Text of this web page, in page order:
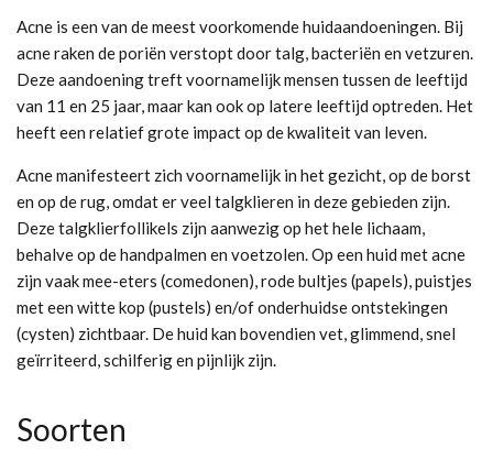
Acne is een van de meest voorkomende huidaandoeningen. Bij
acne raken de poriën verstopt door talg, bacteriën en vetzuren.
Deze aandoening treft voornamelijk mensen tussen de leeftijd
van 11 en 25 jaar, maar kan ook op latere leeftijd optreden. Het
heeft een relatief grote impact op de kwaliteit van leven.
Acne manifesteert zich voornamelijk in het gezicht, op de borst
en op de rug, omdat er veel talgklieren in deze gebieden zijn.
Deze talgklierfollikels zijn aanwezig op het hele lichaam,
behalve op de handpalmen en voetzolen. Op een huid met acne
zijn vaak mee-eters (comedonen), rode bultjes (papels), puistjes
met een witte kop (pustels) en/of onderhuidse ontstekingen
(cysten) zichtbaar. De huid kan bovendien vet, glimmend, snel
geïrriteerd, schilferig en pijnlijk zijn.
Soorten